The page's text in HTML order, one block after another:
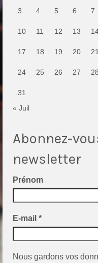
3 4 5 6 7
10 11 12 13
17 18 19 20 21
24 25 26 27 28
31
« Juil
Abonnez-
newsletter
Prénom
E-mail *
Nous gardons vos